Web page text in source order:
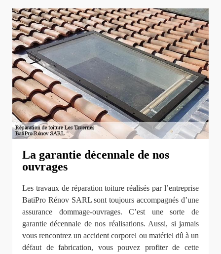
La garantie décennale de nos
ouvrages
Les travaux de réparation toiture réalisés par l’entreprise
BatiPro Rénov SARL sont toujours accompagnés d’une
assurance dommage-ouvrages. C’est une sorte de
garantie décennale de nos réalisations. Aussi, si jamais
vous rencontrez un accident corporel ou matériel dû à un
défaut de fabrication, vous pouvez profiter de cette